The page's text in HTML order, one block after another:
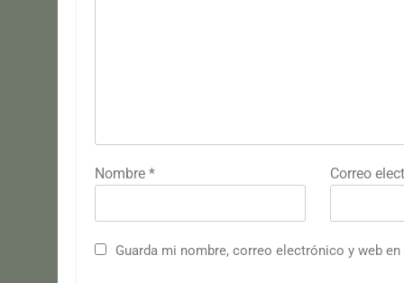
Nombre * Correo
Guarda mi nombre, correo electrónico y web